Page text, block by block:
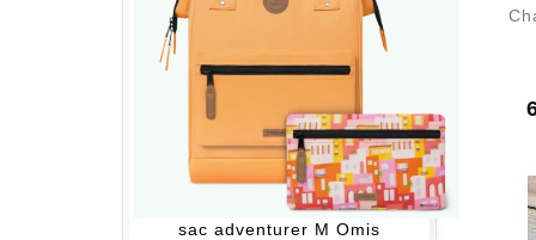
sac adventurer M Omis